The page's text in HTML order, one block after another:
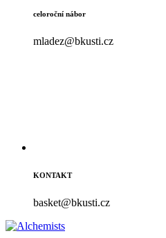
celoroční nábor
mladez@bkusti.cz
KONTAKT
basket@bkusti.cz